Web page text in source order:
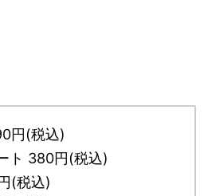
円(税込)
ト 380円(税込)
(税込)